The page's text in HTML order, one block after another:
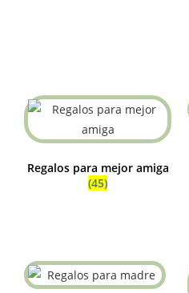
Regalos para mejor amiga
(45)